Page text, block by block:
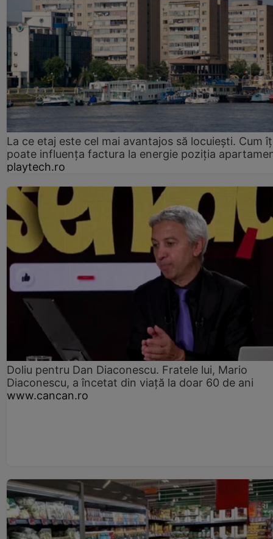
La ce etaj este cel mai avantajos să locuiești. Cum
poate influența factura la energie poziția
playtech.ro
Doliu pentru Dan Diaconescu. Fratele lui, Mario
Diaconescu, a încetat din viață la doar 60 de ani
www.cancan.ro